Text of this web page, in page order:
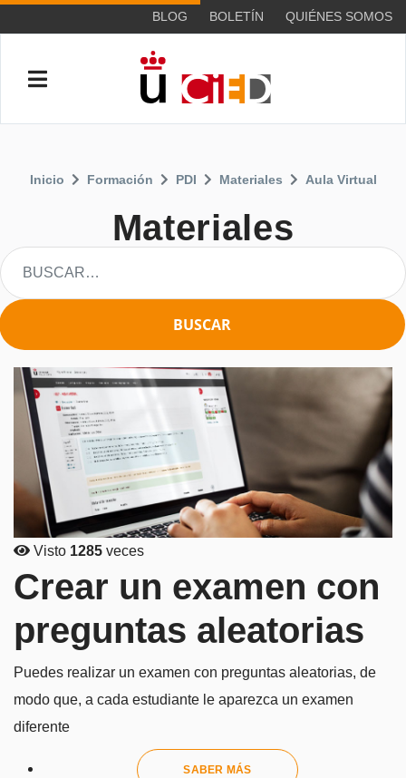
BLOG BOLETÍN QUIÉNES SOMOS
Materiales
Inicio Formación PDI Materiales Aula Virtual
BUSCAR
Visto 1285 veces
Crear un examen con
preguntas aleatorias
Puedes realizar un examen con preguntas aleatorias, de
modo que, a cada estudiante le aparezca un examen
diferente
SABER MÁS